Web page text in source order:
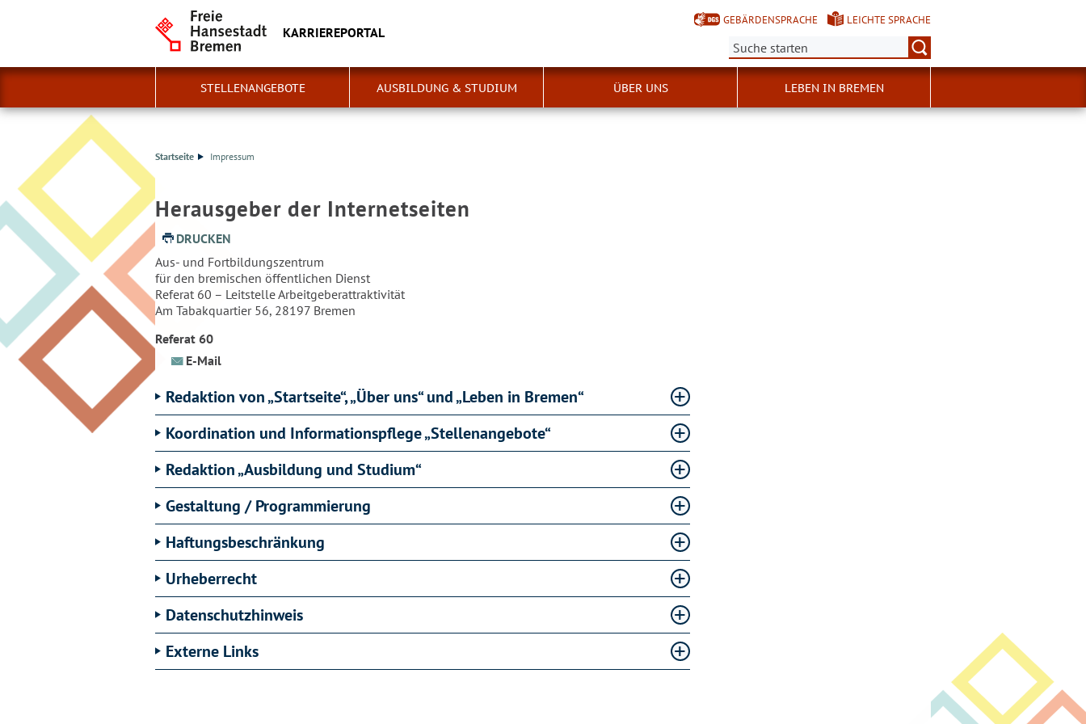
KARRIEREPORTAL
GEBÄRDENSPRACHE
LEICHTE SPRACHE
Suche:
STELLENANGEBOTE AUSBILDUNG & STUDIUM ÜBER UNS LEBEN IN BREMEN
Startseite Impressum
Herausgeber der Internetseiten
DRUCKEN
Aus- und Fortbildungszentrum
für den bremischen öffentlichen Dienst
Referat 60 – Leitstelle Arbeitgeberattraktivität
Am Tabakquartier 56, 28197 Bremen
Referat 60
E-Mail
Redaktion von „Startseite“, „Über uns“ und „Leben in Bremen“
Koordination und Informationspflege „Stellenangebote“
Redaktion „Ausbildung und Studium“
Gestaltung / Programmierung
Haftungsbeschränkung
Urheberrecht
Datenschutzhinweis
Externe Links